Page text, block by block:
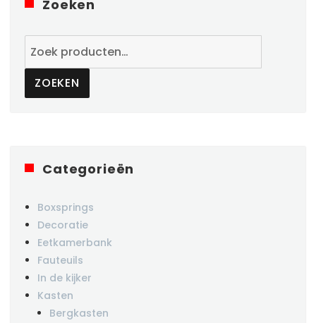
Zoeken
naar:
ZOEKEN
Categorieën
Boxsprings
Decoratie
Eetkamerbank
Fauteuils
In de kijker
Kasten
Bergkasten